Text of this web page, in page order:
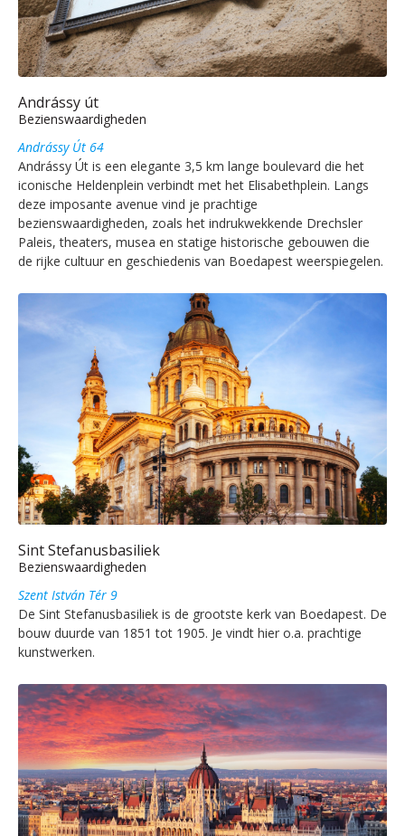
Andrássy út
Bezienswaardigheden
Andrássy Út 64
Andrássy Út is een elegante 3,5 km lange boulevard die het
iconische Heldenplein verbindt met het Elisabethplein. Langs
deze imposante avenue vind je prachtige
bezienswaardigheden, zoals het indrukwekkende Drechsler
Paleis, theaters, musea en statige historische gebouwen die
de rijke cultuur en geschiedenis van Boedapest weerspiegelen.
Sint Stefanusbasiliek
Bezienswaardigheden
Szent István Tér 9
De Sint Stefanusbasiliek is de grootste kerk van Boedapest. De
bouw duurde van 1851 tot 1905. Je vindt hier o.a. prachtige
kunstwerken.